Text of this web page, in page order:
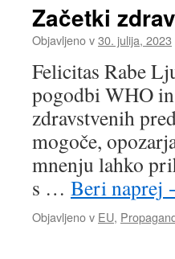
Začetki
Objavljeno v30. julija, 2023
Felicitas Rabe
pogodbi WHO
zdravstvenih
mogoče,
mnenju lahko
s … Beri naprej
Objavljeno v EU,